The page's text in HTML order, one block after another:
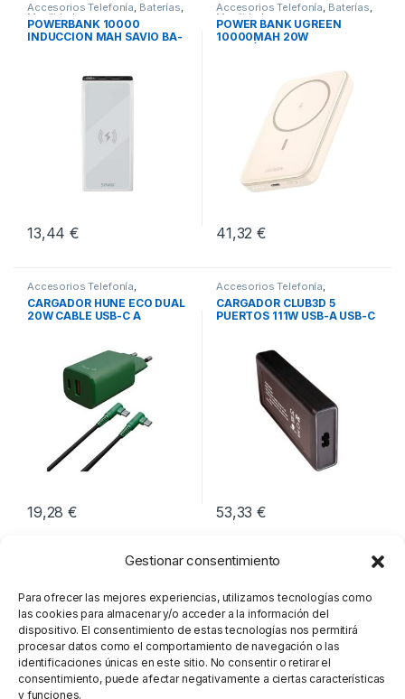
Gestionar consentimiento
Para ofrecer las mejores experiencias, utilizamos tecnologías como
las cookies para almacenar y/o acceder a la información del
dispositivo. El consentimiento de estas tecnologías nos permitirá
procesar datos como el comportamiento de navegación o las
identificaciones únicas en este sitio. No consentir o retirar el
consentimiento, puede afectar negativamente a ciertas características
y funciones.
Accesorios Telefonía, Baterías,
Movilidad
POWERBANK 10000
INDUCCION MAH SAVIO BA-
13,44€
Accesorios Telefonía, Baterías,
Movilidad
POWER BANK UGREEN
10000MAH 20W
41,32€
Accesorios Telefonía,
Cargadores Smartphones,
Movilidad
CARGADOR HUNE ECO DUAL
20W CABLE USB-C A
19,28€
Accesorios Telefonía,
Cargadores Smartphones
Movilidad
CARGADOR CLUB3D 5
PUERTOS 111W USB-A USB-C
53,33€